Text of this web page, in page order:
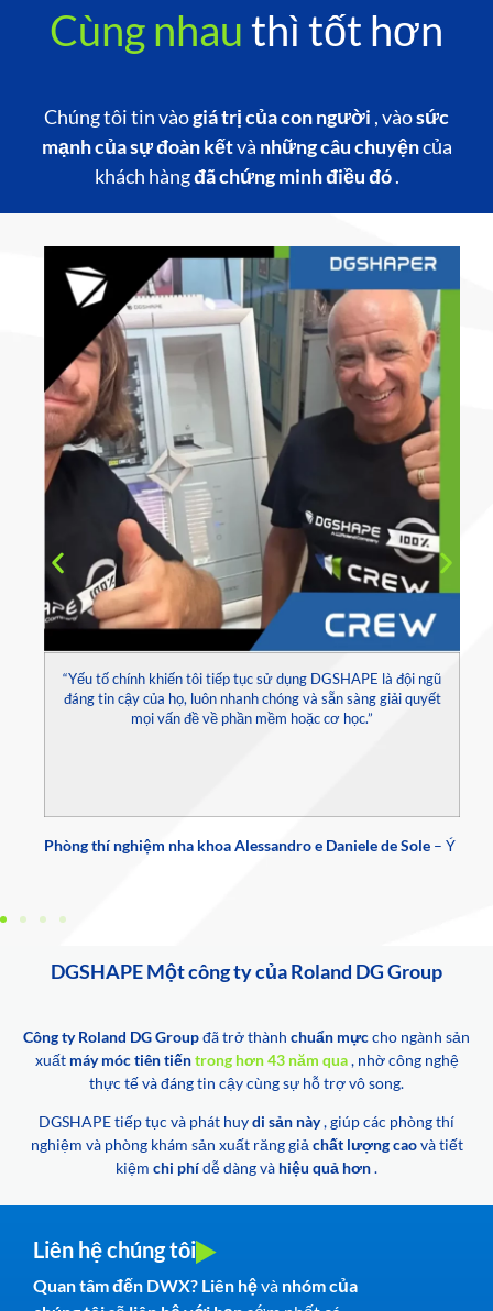
Cùng nhauthì tốt hơn
Chúng tôi tin vàogiá trị của con người , vàosức
mạnh của sự đoàn kếtvà những câu chuyệncủa
khách hàngđã chứng minh điều đó.
“Yếu tố chính khiến tôi tiếp tục sử dụng DGSHAPE là đội ngũ
đáng tin cậy của họ, luôn nhanh chóng và sẵn sàng giải quyết
mọi vấn đề về phần mềm hoặc cơ học.”
Phòng thí nghiệm nha khoa Alessandro e Daniele de Sole – Ý
DGSHAPE Một công ty của Roland DG Group
Công ty Roland DG Groupđã trở thành chuẩn mựccho ngành sản
xuất máy móc tiên tiến trong hơn 43 năm qua, nhờ công nghệ
thực tế và đáng tin cậy cùng sự hỗ trợ vô song.
DGSHAPE tiếp tục và phát huydi sản này, giúp các phòng thí
nghiệm và phòng khám sản xuất răng giả chất lượng caovà tiết
kiệm chi phídễ dàng và hiệu quả hơn.
Liên hệ chúng tôi
Quan tâm đến DWX? Liên hệvà nhóm của